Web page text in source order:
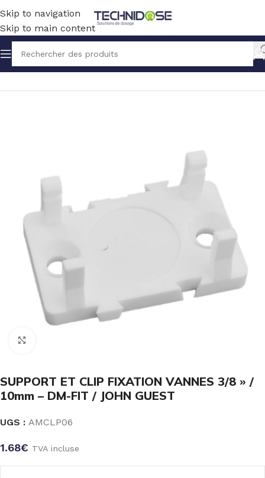
Skip to navigation
Skip to main content
Accueil TUYAUX ET RACCORDS RACCORDS POM ACETAL
SUPPORT ET CLIP FIXATION VANNES 3/8 » /
10mm – DM-FIT / JOHN GUEST
UGS : AMCLP06
1.68€ TVA incluse